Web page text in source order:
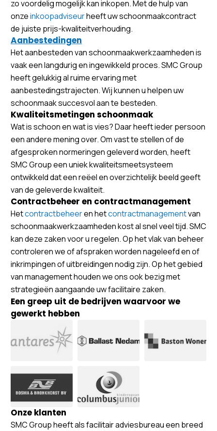
zo voordelig mogelijk kan inkopen. Met de hulp van
onzeinkoopadviseurheeft uw schoonmaakcontract
de juiste prijs-kwaliteitverhouding.
Aanbestedingen
Het aanbesteden van schoonmaakwerkzaamheden is
vaak een langdurig en ingewikkeld proces. SMC Group
heeft gelukkig al ruime ervaring met
aanbestedingstrajecten. Wij kunnen u helpen uw
schoonmaak succesvol aan te besteden.
Kwaliteitsmetingen schoonmaak
Wat is schoon en wat is vies? Daar heeft ieder persoon
een andere mening over. Om vast te stellen of de
afgesproken normeringen geleverd worden, heeft
SMC Group een uniek kwaliteitsmeetsysteem
ontwikkeld dat een reëel en overzichtelijk beeld geeft
van de geleverde kwaliteit.
Contractbeheer en contractmanagement
Hetcontractbeheeren hetcontractmanagementvan
schoonmaakwerkzaamheden kost al snel veel tijd. SMC
kan deze zaken voor u regelen. Op het vlak van beheer
controleren we of afspraken worden nageleefd en of
inkrimpingen of uitbreidingen nodig zijn. Op het gebied
van management houden we ons ook bezig met
strategieën aangaande uw facilitaire zaken.
Een greep uit de bedrijven waarvoor we
gewerkt hebben
Onze klanten
SMC Group heeft als facilitair adviesbureau een breed